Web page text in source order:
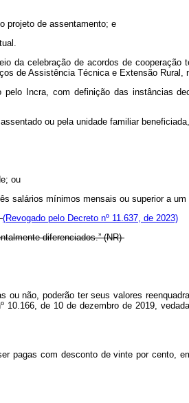
projeto de assentamento; e
da celebração de acordos de
de Assistência Técnica e Extensão Rural,
Incra, com definição das instâncias
ou pela unidade familiar
ou
salários mínimos mensais ou superior a
(Revogado pelo Decreto nº 11.637, de 2023)
diferenciados.” (NR)
não, poderão ter seus valores
de 10 de dezembro de 2019,
pagas com desconto de vinte por cento,